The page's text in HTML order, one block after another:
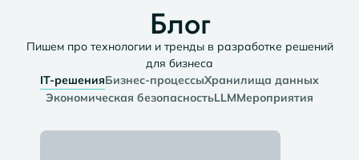
Блог
Пишем про технологии и тренды в разработке решений
для бизнеса​
IT-решенияБизнес-процессыХранилища данных
Экономическая безопасностьLLMМероприятия